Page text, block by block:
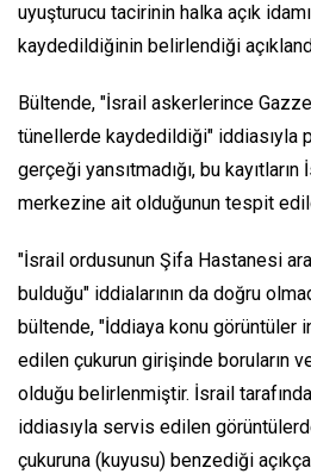
uyuşturucu tacirinin halka açık
kaydedildiğinin belirlendiği
Bültende, "İsrail askerlerince
tünellerde kaydedildiği" iddiasıyla
gerçeği yansıtmadığı, bu
merkezine ait olduğunun tespit
"İsrail ordusunun Şifa Hastanesi
bulduğu" iddialarının da doğru
bültende, "İddiaya konu görüntüler
edilen çukurun girişinde boruların
olduğu belirlenmiştir. İsrail
iddiasıyla servis edilen
çukuruna (kuyusu) benzediği